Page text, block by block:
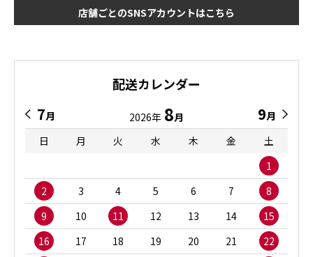
店舗ごとのSNSアカウントはこちら
配送カレンダー
7月 2026年 8月 9月
日
月 火 水 木 金
土
1
2
3 4 5 6 7
8
9
10 11 12 13 14
15
16
17 18 19 20 21 22